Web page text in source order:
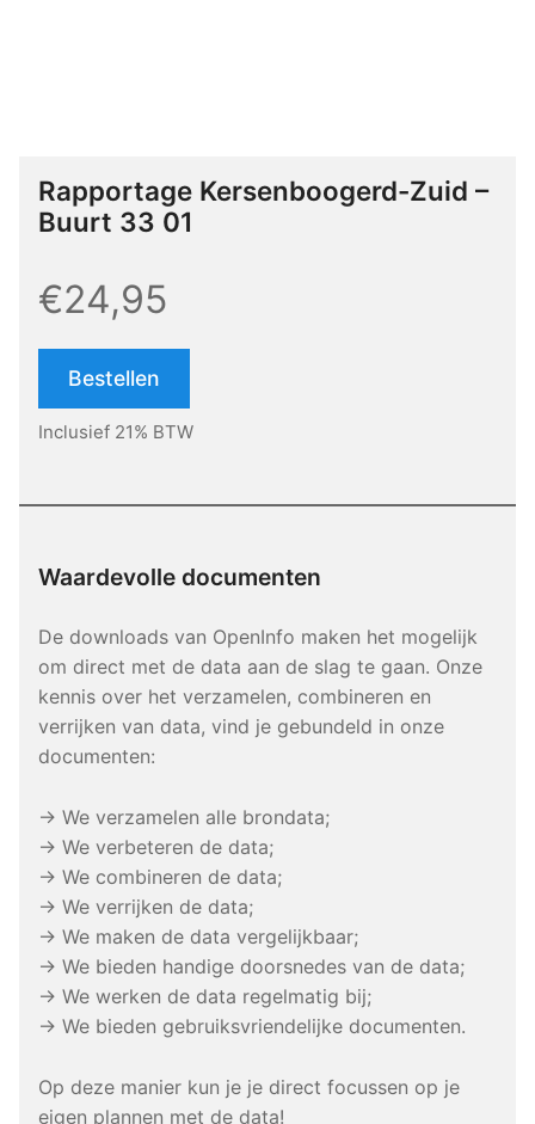
Rapportage Kersenboogerd-Zuid –
Buurt 33 01
€24,95
Bestellen
Inclusief 21% BTW
Waardevolle documenten
De downloads van OpenInfo maken het mogelijk
om direct met de data aan de slag te gaan. Onze
kennis over het verzamelen, combineren en
verrijken van data, vind je gebundeld in onze
documenten:
→ We verzamelen alle brondata;
→ We verbeteren de data;
→ We combineren de data;
→ We verrijken de data;
→ We maken de data vergelijkbaar;
→ We bieden handige doorsnedes van de data;
→ We werken de data regelmatig bij;
→ We bieden gebruiksvriendelijke documenten.
Op deze manier kun je je direct focussen op je
eigen plannen met de data!